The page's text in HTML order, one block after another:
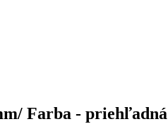
Farba - priehľadná